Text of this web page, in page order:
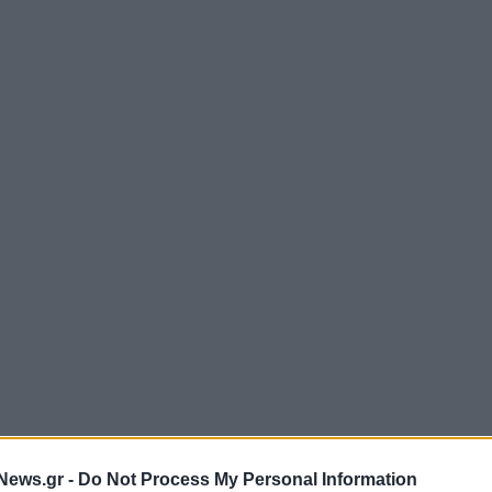
- Do Not Process My Personal Information